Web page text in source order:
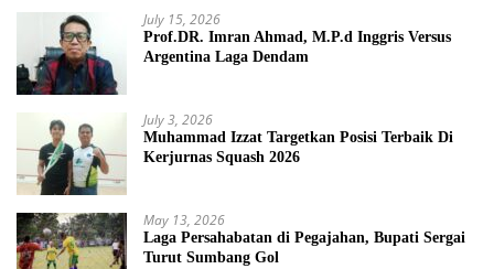
July 15, 2026
Prof.DR. Imran Ahmad, M.P.d Inggris Versus
Argentina Laga Dendam
July 3, 2026
Muhammad Izzat Targetkan Posisi Terbaik Di
Kerjurnas Squash 2026
May 13, 2026
Laga Persahabatan di Pegajahan, Bupati Sergai
Turut Sumbang Gol